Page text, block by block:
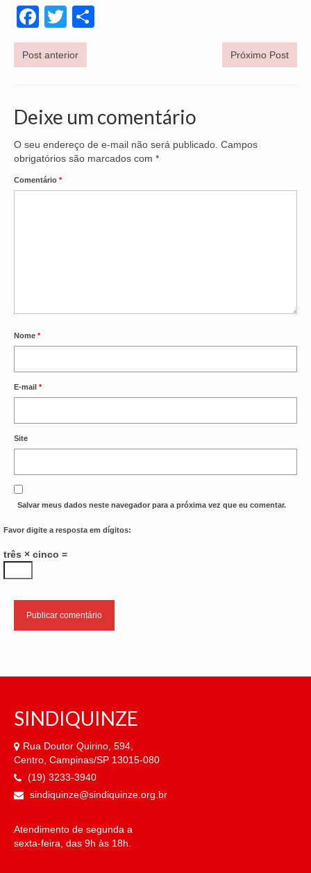
SOLIDARIEDADE
TÉCNICOS JUDICIÁRIOS
Facebook
Twitter
Post anterior Próximo Post
Deixe um comentário
O seu endereço de e-mail não será publicado. Campos
obrigatórios são marcados com *
Comentário *
Nome *
E-mail *
Site
Salvar meus dados neste navegador para a próxima vez que eu comentar.
Favor digite a resposta em dígitos:
três × cinco =
SINDIQUINZE
Rua Doutor Quirino, 594,
Centro, Campinas/SP 13015-080
(19) 3233-3940
sindiquinze@sindiquinze.org.br
Atendimento de segunda a
sexta-feira, das 9h às 18h.